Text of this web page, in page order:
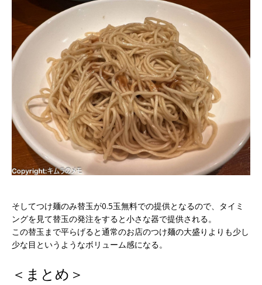
そしてつけ麺のみ替玉が0.5玉無料での提供となるので、タイミ
ングを見て替玉の発注をすると小さな器で提供される。
この替玉まで平らげると通常のお店のつけ麺の大盛りよりも少し
少な目というようなボリューム感になる。
＜まとめ＞